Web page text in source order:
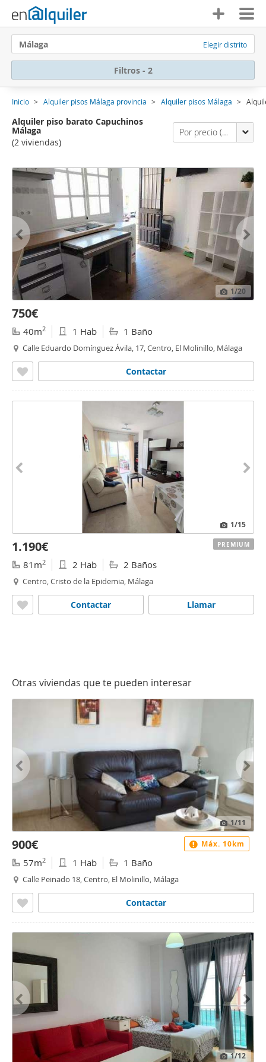
Málaga Elegir distrito
Filtros - 2
Inicio Alquiler pisos Málaga provincia Alquiler pisos Málaga
Alquiler piso barato Capuchinos
Málaga
(2 viviendas)
Por precio (primero los económicos)
1/20
750€
40m2 1 Hab 1 Baño
Calle Eduardo Domínguez Ávila, 17, Centro, El Molinillo, Málaga
Contactar
1/15
1.190€
81m2 2 Hab 2 Baños
Centro, Cristo de la Epidemia, Málaga
Llamar
Contactar
PREMIUM
Otras viviendas que te pueden interesar
1/11
900€
57m2 1 Hab 1 Baño
Calle Peinado 18, Centro, El Molinillo, Málaga
Contactar
Máx. 10km
1/12